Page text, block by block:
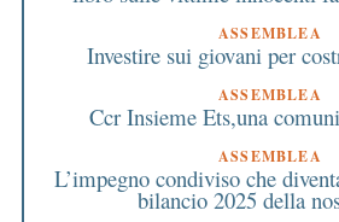
ASSEMBLEA
Investire sui giovani per
ASSEMBLEA
Ccr Insieme Ets,una
ASSEMBLEA
L’impegno condiviso che
bilancio 2025 della